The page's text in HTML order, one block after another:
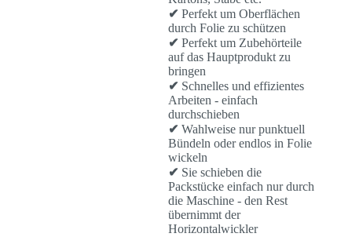
✔ Perfekt um Oberflächen
durch Folie zu schützen
✔ Perfekt um Zubehörteile
auf das Hauptprodukt zu
bringen
✔ Schnelles und effizientes
Arbeiten - einfach
durchschieben
✔ Wahlweise nur punktuell
Bündeln oder endlos in Folie
wickeln
✔ Sie schieben die
Packstücke einfach nur durch
die Maschine - den Rest
übernimmt der
Horizontalwickler